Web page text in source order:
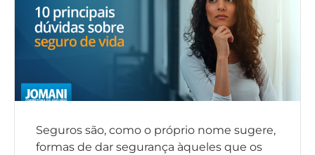
Seguros são, como o próprio nome sugere,
formas de dar segurança àqueles que os